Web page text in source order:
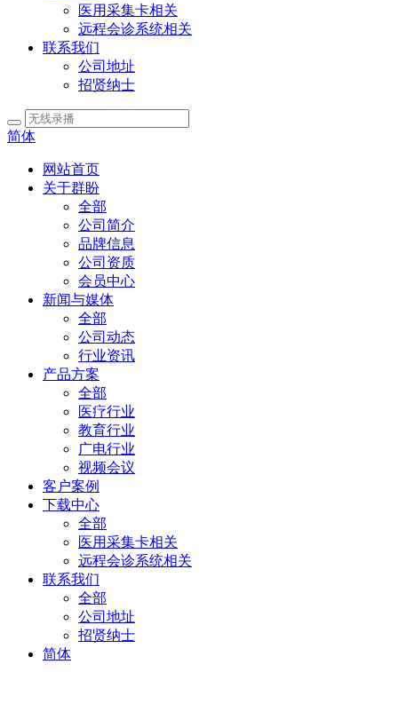
医用采集卡相关
远程会诊系统相关
联系我们
公司地址
招贤纳士
简体
网站首页
关于群盼
全部
公司简介
品牌信息
公司资质
会员中心
新闻与媒体
全部
公司动态
行业资讯
产品方案
全部
医疗行业
教育行业
广电行业
视频会议
客户案例
下载中心
全部
医用采集卡相关
远程会诊系统相关
联系我们
全部
公司地址
招贤纳士
简体